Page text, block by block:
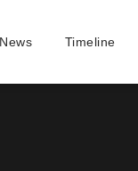
News Timeline